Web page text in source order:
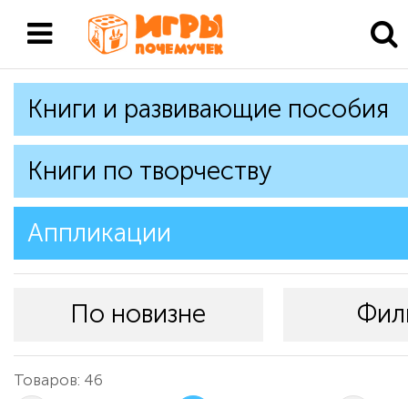
Книги и развивающие пособия
Книги по творчеству
Аппликации
По новизне
Товаров: 46